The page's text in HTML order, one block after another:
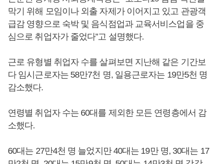
막기 위해 모임이나 외출 자제가 이어지고 있고 관광객
급감 영향으로 숙박 및 음식점업과 교육서비스업을 중
심으로 취업자가 줄었다”고 설명했다.
근로 유형별 취업자 수를 살펴보면 지난해 같은 기간보
다 임시근로자는 58만7천 명, 일용근로자는 19만5천 명
감소했다.
연령별 취업자 수는 60대를 제외한 모든 연령층에서 감
소했다.
60대는 27만4천 명 늘었지만 40대는 19만 명, 30대는 17